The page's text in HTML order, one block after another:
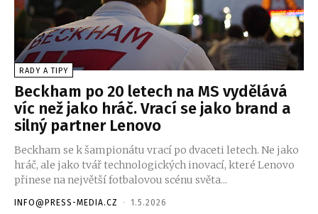
RADY A TIPY
Beckham po 20 letech na MS vydělává
víc než jako hráč. Vrací se jako brand a
silný partner Lenovo
Beckham se k šampionátu vrací po dvaceti letech. Ne jako
hráč, ale jako tvář technologických inovací, které Lenovo
přinese na největší fotbalovou scénu světa...
INFO@PRESS-MEDIA.CZ - 1.5.2026